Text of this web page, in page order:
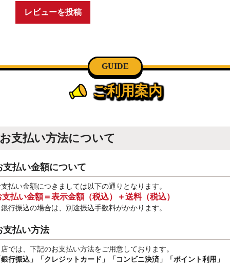
レビューを投稿
GUIDE
ご利用案内
お支払い方法について
支払い金額について
払い金額につきましては以下の通りとなります。
支払い金額＝表示金額（税込）＋送料（税込）
行振込の場合は、別途振込手数料がかかります。
支払い方法
では、下記のお支払い方法をご用意しております。
行振込」
「クレジットカード」「コンビニ決済」「ポイント利用」